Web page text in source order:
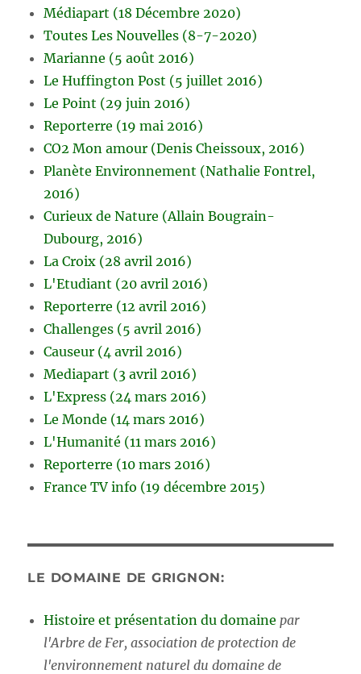
Médiapart (18 Décembre 2020)
Toutes Les Nouvelles (8-7-2020)
Marianne (5 août 2016)
Le Huffington Post (5 juillet 2016)
Le Point (29 juin 2016)
Reporterre (19 mai 2016)
CO2 Mon amour (Denis Cheissoux, 2016)
Planète Environnement (Nathalie Fontrel,
2016)
Curieux de Nature (Allain Bougrain-
Dubourg, 2016)
La Croix (28 avril 2016)
L'Etudiant (20 avril 2016)
Reporterre (12 avril 2016)
Challenges (5 avril 2016)
Causeur (4 avril 2016)
Mediapart (3 avril 2016)
L'Express (24 mars 2016)
Le Monde (14 mars 2016)
L'Humanité (11 mars 2016)
Reporterre (10 mars 2016)
France TV info (19 décembre 2015)
LE DOMAINE DE GRIGNON:
Histoire et présentation du domaine par
l'Arbre de Fer, association de protection de
l'environnement naturel du domaine de